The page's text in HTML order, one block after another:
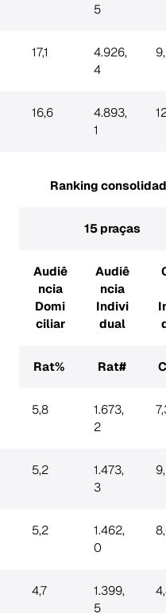
5
17,1
4.926,
4
16,6
4.893,
1
Ranking
15 praças
Audiê
ncia
Domi
ciliar
Audiê
ncia
Indivi
dual
Rat% Rat#
5,8
1.673,
2
5,2
1.473,
3
5,2
1.462,
0
4,7
1.399,
5